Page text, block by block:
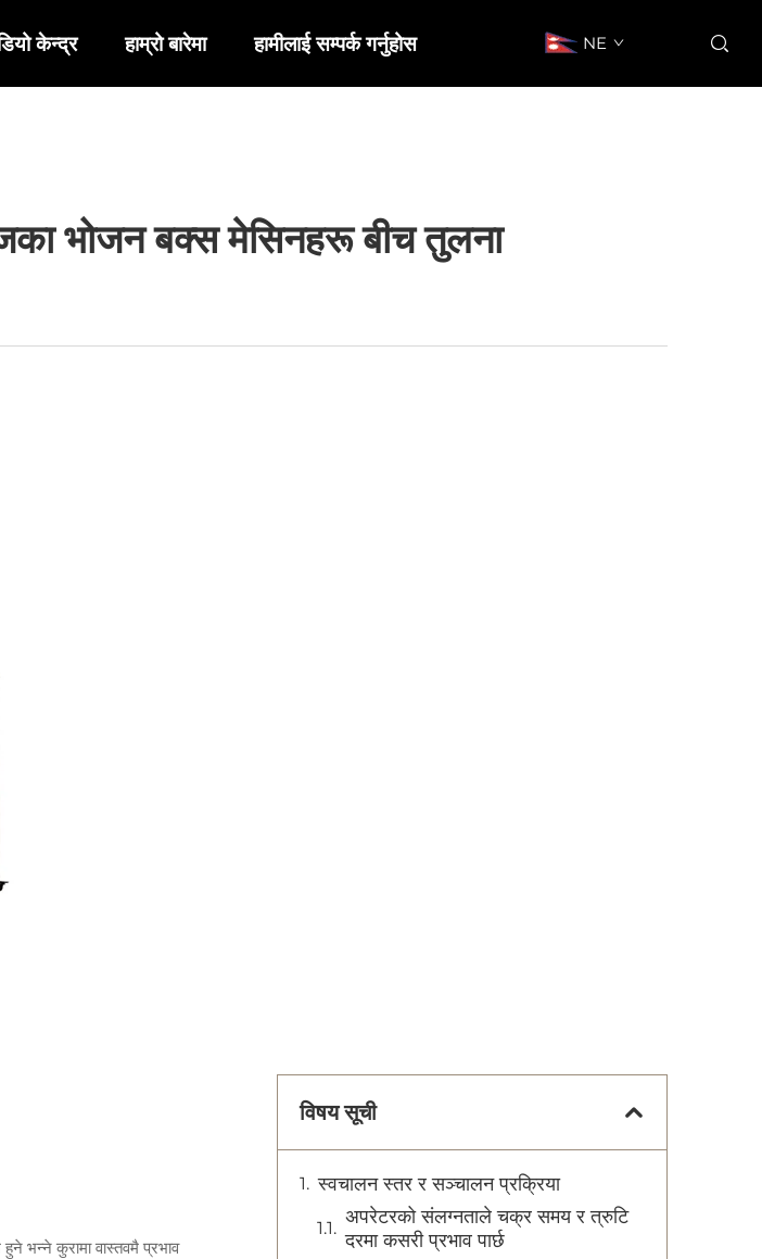
केन्द्र हाम्रो बारेमा हामीलाई सम्पर्क गर्नुहोस NE
भोजन बक्स मेसिनहरू बीच तुलना
भन्ने कुरामा वास्तवमै प्रभाव
विषय सूची
स्वचालन स्तर र सञ्चालन प्रक्रिया
अपरेटरको संलग्नताले चक्र समय र त्रुटि
दरमा कसरी प्रभाव पार्छ